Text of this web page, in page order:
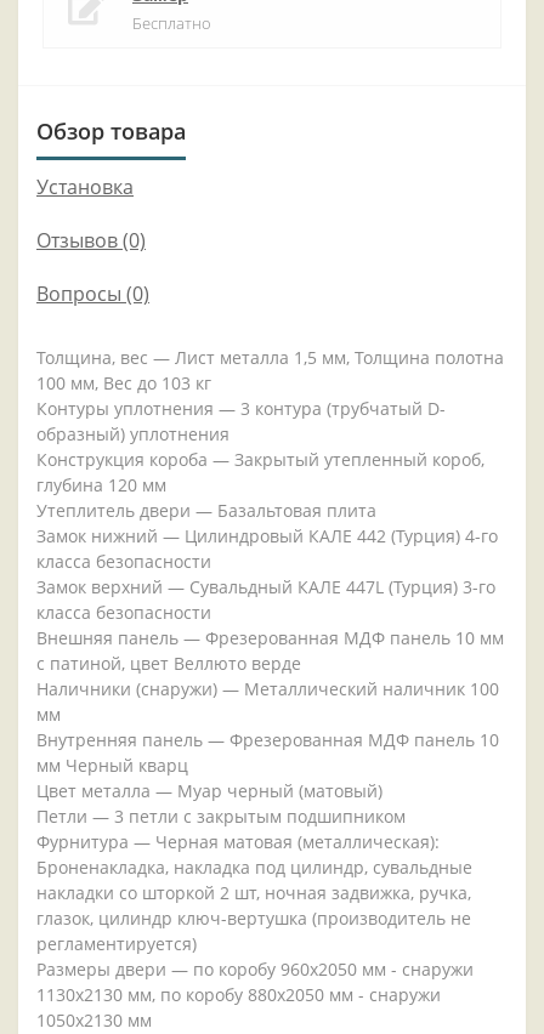
Бесплатно
Обзор товара
Установка
Отзывов (0)
Вопросы (0)
Толщина, вес — Лист металла 1,5 мм, Толщина полотна
100 мм, Вес до 103 кг
Контуры уплотнения — 3 контура (трубчатый D-
образный) уплотнения
Конструкция короба — Закрытый утепленный короб,
глубина 120 мм
Утеплитель двери — Базальтовая плита
Замок нижний — Цилиндровый КАЛЕ 442 (Турция) 4-го
класса безопасности
Замок верхний — Сувальдный КАЛЕ 447L (Турция) 3-го
класса безопасности
Внешняя панель — Фрезерованная МДФ панель 10 мм
с патиной, цвет Веллюто верде
Наличники (снаружи) — Металлический наличник 100
мм
Внутренняя панель — Фрезерованная МДФ панель 10
мм Черный кварц
Цвет металла — Муар черный (матовый)
Петли — 3 петли с закрытым подшипником
Фурнитура — Черная матовая (металлическая):
Броненакладка, накладка под цилиндр, сувальдные
накладки со шторкой 2 шт, ночная задвижка, ручка,
глазок, цилиндр ключ-вертушка (производитель не
регламентируется)
Размеры двери — по коробу 960х2050 мм - снаружи
1130х2130 мм, по коробу 880х2050 мм - снаружи
1050х2130 мм